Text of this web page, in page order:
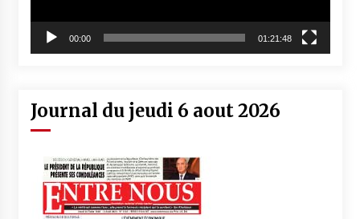
00:00 01:21:48
Journal du jeudi 6 aout 2026